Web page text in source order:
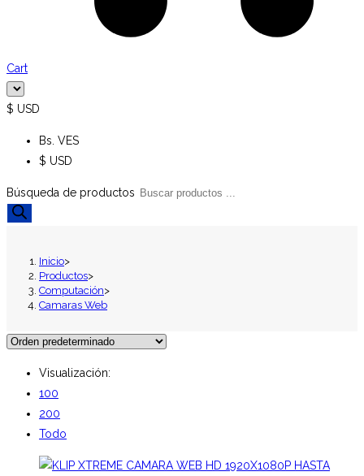
Cart
$ USD
Bs. VES
$ USD
Búsqueda de productos
Inicio>
Productos>
Computación>
Camaras Web
Visualización:
100
200
Todo